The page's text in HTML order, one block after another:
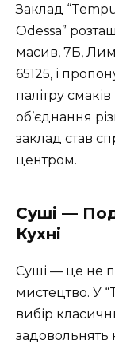
Заклад
Odessa”
масив, 7Б,
65125, і
палітру
об’єднання
заклад став
центром.
Суші —
Кухні
Суші — це не
мистецтво. У
вибір
задовольнять